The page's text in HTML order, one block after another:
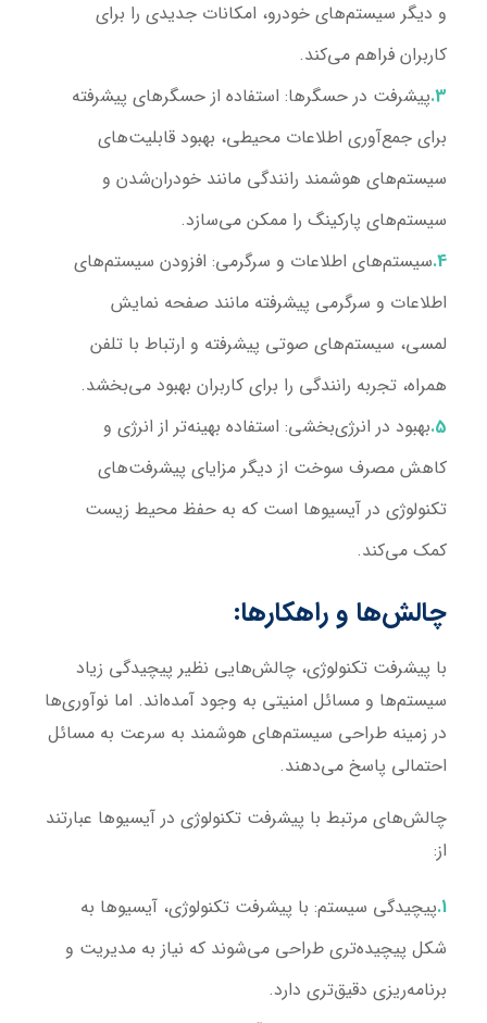
و دیگر سیستم‌های خودرو، امکانات جدیدی را برای
کاربران فراهم می‌کند.
پیشرفت در حسگرها: استفاده از حسگرهای پیشرفته
برای جمع‌آوری اطلاعات محیطی، بهبود قابلیت‌های
سیستم‌های هوشمند رانندگی مانند خودران‌شدن و
سیستم‌های پارکینگ را ممکن می‌سازد.
سیستم‌های اطلاعات و سرگرمی: افزودن سیستم‌های
اطلاعات و سرگرمی پیشرفته مانند صفحه نمایش
لمسی، سیستم‌های صوتی پیشرفته و ارتباط با تلفن
همراه، تجربه رانندگی را برای کاربران بهبود می‌بخشد.
بهبود در انرژی‌بخشی: استفاده بهینه‌تر از انرژی و
کاهش مصرف سوخت از دیگر مزایای پیشرفت‌های
تکنولوژی در آیسیوها است که به حفظ محیط زیست
کمک می‌کند.
چالش‌ها و راهکارها:
با پیشرفت تکنولوژی، چالش‌هایی نظیر پیچیدگی زیاد
سیستم‌ها و مسائل امنیتی به وجود آمده‌اند. اما نوآوری‌ها
در زمینه طراحی سیستم‌های هوشمند به سرعت به مسائل
احتمالی پاسخ می‌دهند.
چالش‌های مرتبط با پیشرفت تکنولوژی در آیسیوها عبارتند
از:
پیچیدگی سیستم: با پیشرفت تکنولوژی، آیسیوها به
شکل پیچیده‌تری طراحی می‌شوند که نیاز به مدیریت و
برنامه‌ریزی دقیق‌تری دارد.